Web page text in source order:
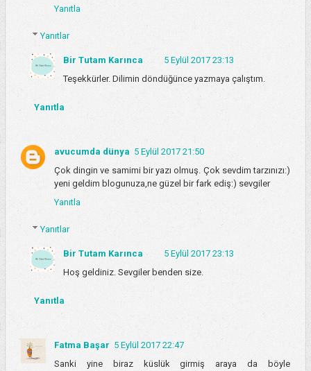
Yanıtla
Yanıtlar
Bir Tutam Karınca
5 Eylül 2017 23:13
Teşekkürler. Dilimin döndüğünce yazmaya çalıştım.
Yanıtla
avucumda dünya 5 Eylül 2017 21:50
Çok dingin ve samimi bir yazı olmuş. Çok sevdim tarzınızı:)
yeni geldim blogunuza,ne güzel bir fark ediş:) sevgiler
Yanıtla
Yanıtlar
Bir Tutam Karınca
5 Eylül 2017 23:13
Hoş geldiniz. Sevgiler benden size.
Yanıtla
Fatma Başar 5 Eylül 2017 22:47
Sanki yine biraz küslük girmiş araya da böyle